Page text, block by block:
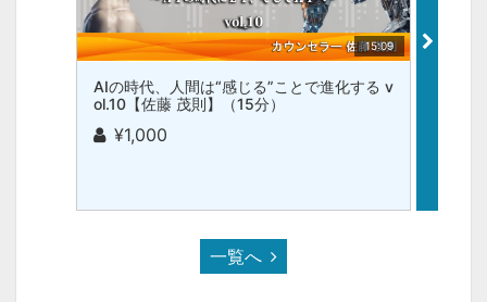
15:09
AIの時代、人間は“感じる”ことで進化する v
ol.10【佐藤 茂則】（15分）
¥1,000
一覧へ